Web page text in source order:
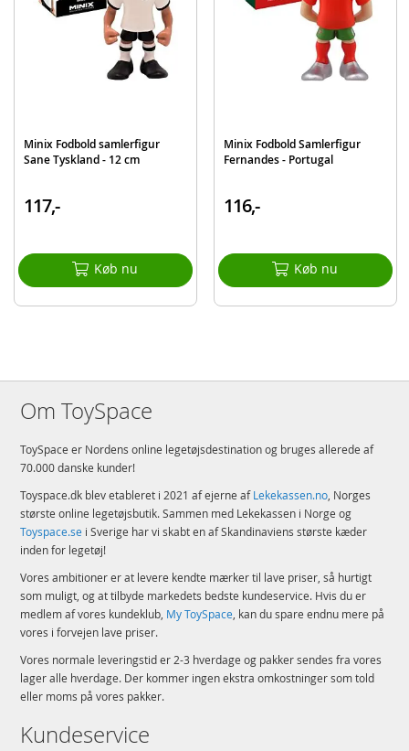
Minix Fodbold samlerfigur
Sane Tyskland - 12 cm
117,-
Køb nu
Minix Fodbold Samlerfigur
Fernandes - Portugal
116,-
Køb nu
Om ToySpace
ToySpace er Nordens online legetøjsdestination og bruges allerede af
70.000 danske kunder!
Toyspace.dk blev etableret i 2021 af ejerne afLekekassen.no, Norges
største online legetøjsbutik. Sammen med Lekekassen i Norge og
Toyspace.se i Sverige har vi skabt en af Skandinaviens største kæder
inden for legetøj!
Vores ambitioner er at levere kendte mærker til lave priser, så hurtigt
som muligt, og at tilbyde markedets bedste kundeservice. Hvis du er
medlem af vores kundeklub, My ToySpace, kan du spare endnu mere på
vores i forvejen lave priser.
Vores normale leveringstid er 2-3 hverdage og pakker sendes fra vores
lager alle hverdage. Der kommer ingen ekstra omkostninger som told
eller moms på vores pakker.
Kundeservice